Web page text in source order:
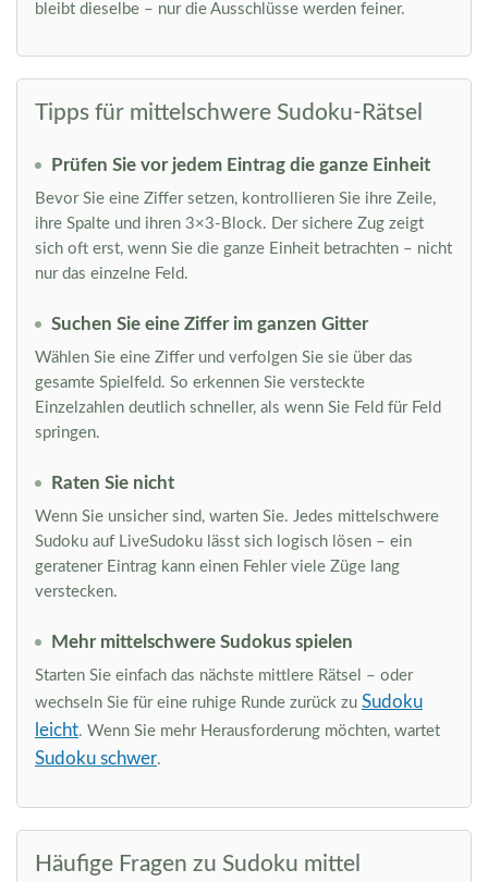
bleibt dieselbe – nur die Ausschlüsse werden feiner.
Tipps für mittelschwere Sudoku-Rätsel
Prüfen Sie vor jedem Eintrag die ganze Einheit
Bevor Sie eine Ziffer setzen, kontrollieren Sie ihre Zeile,
ihre Spalte und ihren 3×3-Block. Der sichere Zug zeigt
sich oft erst, wenn Sie die ganze Einheit betrachten – nicht
nur das einzelne Feld.
Suchen Sie eine Ziffer im ganzen Gitter
Wählen Sie eine Ziffer und verfolgen Sie sie über das
gesamte Spielfeld. So erkennen Sie versteckte
Einzelzahlen deutlich schneller, als wenn Sie Feld für Feld
springen.
Raten Sie nicht
Wenn Sie unsicher sind, warten Sie. Jedes mittelschwere
Sudoku auf LiveSudoku lässt sich logisch lösen – ein
geratener Eintrag kann einen Fehler viele Züge lang
verstecken.
Mehr mittelschwere Sudokus spielen
Starten Sie einfach das nächste mittlere Rätsel – oder
wechseln Sie für eine ruhige Runde zurück zu Sudoku
leicht. Wenn Sie mehr Herausforderung möchten, wartet
Sudoku schwer.
Häufige Fragen zu Sudoku mittel